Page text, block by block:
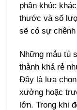
phân khúc
thước và số
sẽ có sự
Những mẫu tủ
thành khá rẻ
Đây là lựa
xưởng hoặc
lớn.Trong khi